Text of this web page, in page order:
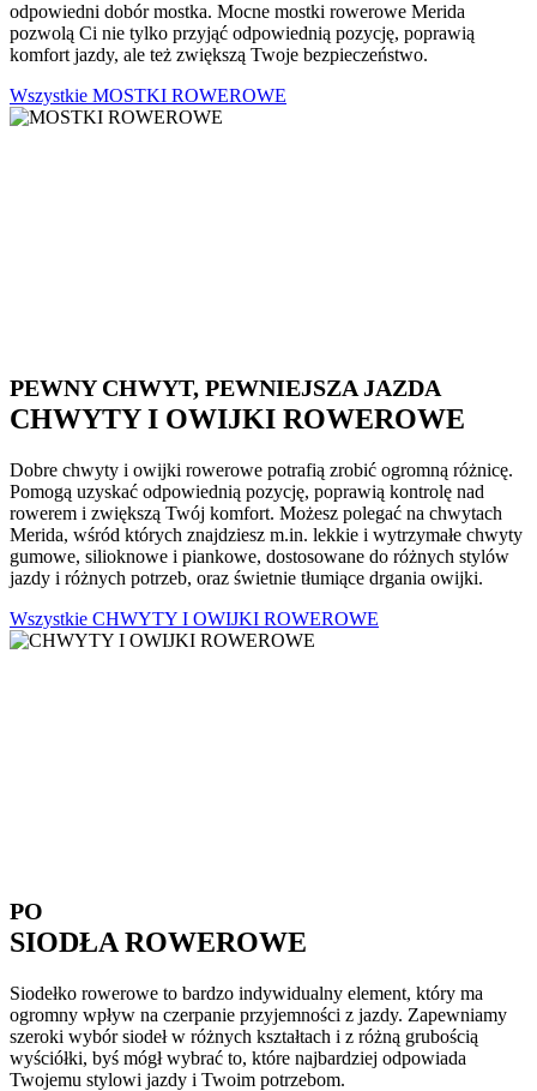
odpowiedni dobór mostka. Mocne mostki rowerowe Merida
pozwolą Ci nie tylko przyjąć odpowiednią pozycję, poprawią
komfort jazdy, ale też zwiększą Twoje bezpieczeństwo.
Wszystkie MOSTKI ROWEROWE
PEWNY CHWYT, PEWNIEJSZA JAZDA
CHWYTY I OWIJKI ROWEROWE
Dobre chwyty i owijki rowerowe potrafią zrobić ogromną różnicę.
Pomogą uzyskać odpowiednią pozycję, poprawią kontrolę nad
rowerem i zwiększą Twój komfort. Możesz polegać na chwytach
Merida, wśród których znajdziesz m.in. lekkie i wytrzymałe chwyty
gumowe, silioknowe i piankowe, dostosowane do różnych stylów
jazdy i różnych potrzeb, oraz świetnie tłumiące drgania owijki.
Wszystkie CHWYTY I OWIJKI ROWEROWE
PO
SIODŁA ROWEROWE
Siodełko rowerowe to bardzo indywidualny element, który ma
ogromny wpływ na czerpanie przyjemności z jazdy. Zapewniamy
szeroki wybór siodeł w różnych kształtach i z różną grubością
wyściółki, byś mógł wybrać to, które najbardziej odpowiada
Twojemu stylowi jazdy i Twoim potrzebom.